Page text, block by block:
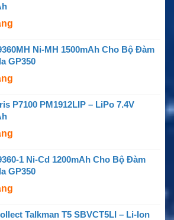
Ni-MH 1500mAh Cho Bộ Đàm
GP350
P7100 PM1912LIP – LiPo 7.4V
1 Ni-Cd 1200mAh Cho Bộ Đàm
GP350
Talkman T5 SBVCT5LI – Li-Ion